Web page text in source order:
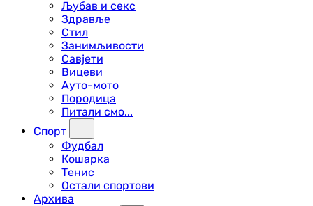
Љубав и секс
Здравље
Стил
Занимљивости
Савјети
Вицеви
Ауто-мото
Породица
Питали смо...
Спорт
Фудбал
Кошарка
Тенис
Остали спортови
Архива